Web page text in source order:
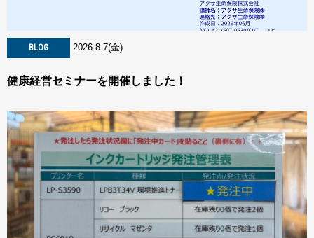
BLOG 2026.8.7(金)
健康経営セミナーを開催しました！